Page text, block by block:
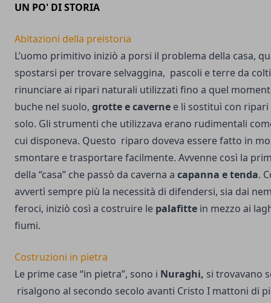
UN PO' DI STORIA
Abitazioni della preistoria
L’uomo primitivo iniziò a porsi il problema della casa,
spostarsi per trovare selvaggina, pascoli e terre da
rinunciare ai ripari naturali utilizzati fino a quel
buche nel suolo, grotte e caverne e li sostituì con
solo. Gli strumenti che utilizzava erano rudimentali
cui disponeva. Questo riparo doveva essere fatto in
smontare e trasportare facilmente. Avvenne così la
della “casa” che passò da caverna a capanna e tenda.
avvertì sempre più la necessità di difendersi, sia dai
feroci, iniziò così a costruire le palafitte in mezzo ai
fiumi.
Costruzioni in pietra
Le prime case “in pietra”, sono i Nuraghi, si trovavano
risalgono al secondo secolo avanti Cristo I mattoni di